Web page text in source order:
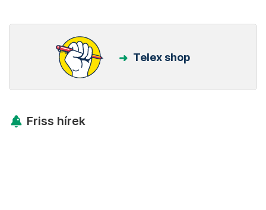
Telex shop
Friss hírek